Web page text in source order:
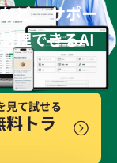
ど、 サポー
理できるAI
見て試せる
料トラ